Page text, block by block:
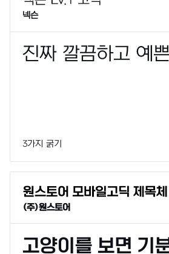
넥슨
3가지 굵기
(주)원스토어